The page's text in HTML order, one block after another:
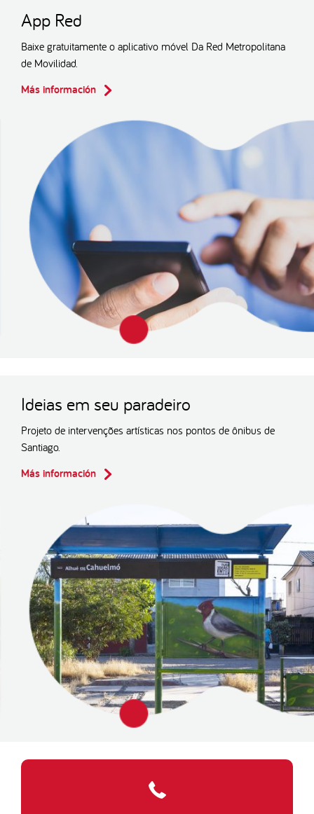
App Red
Baixe gratuitamente o aplicativo móvel Da Red Metropolitana
de Movilidad.
Más información
Ideias em seu paradeiro
Projeto de intervenções artísticas nos pontos de ônibus de
Santiago.
Más información